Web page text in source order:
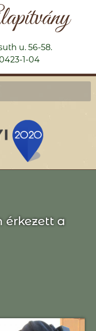
u. 56-58.
1-04
érkezett a